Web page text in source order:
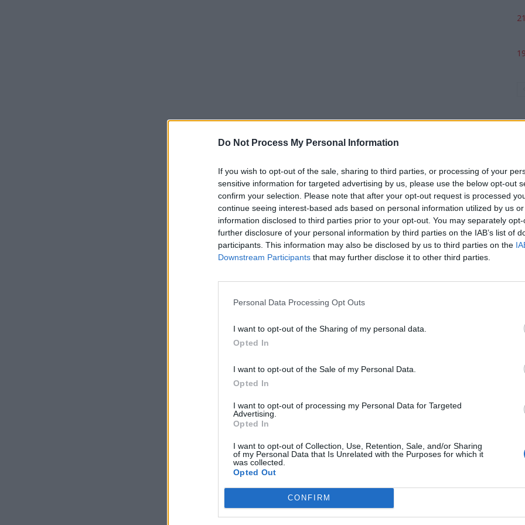
Do Not Process My Personal Information
If you wish to opt-out of the sale, sharing to third parties, or processing of your
sensitive information for targeted advertising by us, please use the below opt-out
confirm your selection. Please note that after your opt-out request is processed
continue seeing interest-based ads based on personal information utilized by us
information disclosed to third parties prior to your opt-out. You may separately
further disclosure of your personal information by third parties on the IAB’s list of
participants. This information may also be disclosed by us to third parties on the
Downstream Participants that may further disclose it to other third parties.
Personal Data Processing Opt Outs
I want to opt-out of the Sharing of my personal data.
Opted In
I want to opt-out of the Sale of my Personal Data.
Opted In
I want to opt-out of processing my Personal Data for Targeted
Advertising.
Opted In
I want to opt-out of Collection, Use, Retention, Sale, and/or Sharing
of my Personal Data that Is Unrelated with the Purposes for which it
was collected.
Opted Out
CONFIRM